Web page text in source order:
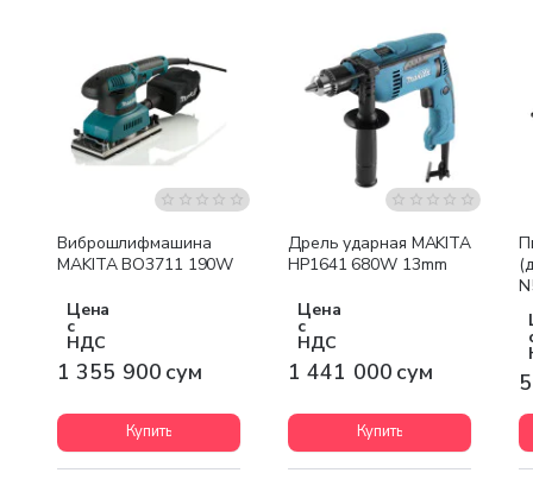
Бесплатная доставка
Виброшлифмашина
MAKITA BO3711 190W
Цена
с
НДС
1 355 900 сум
Купить
Бесплатная доставка
Дрель ударная MAKITA
HP1641 680W 13mm
Цена
с
НДС
1 441 000 сум
Купить